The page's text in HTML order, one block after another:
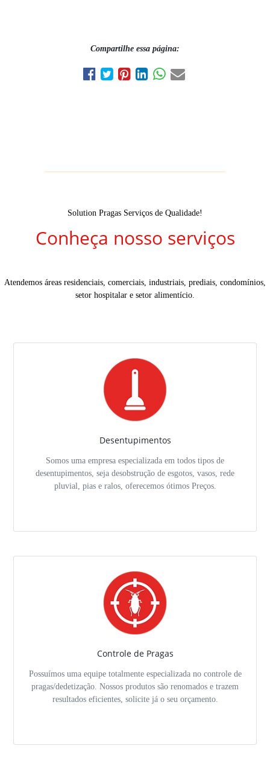
Compartilhe essa página:
Solution Pragas Serviços de Qualidade!
Conheça nosso serviços
Atendemos áreas residenciais, comerciais, industriais, prediais, condomínios,
setor hospitalar e setor alimentício.
Desentupimentos
Somos uma empresa especializada em todos tipos de
desentupimentos, seja desobstrução de esgotos, vasos, rede
pluvial, pias e ralos, oferecemos ótimos Preços.
Controle de Pragas
Possuímos uma equipe totalmente especializada no controle de
pragas/dedetização. Nossos produtos são renomados e trazem
resultados eficientes, solicite já o seu orçamento.